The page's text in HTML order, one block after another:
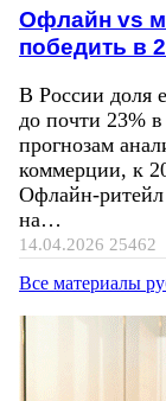
Офлайн vs
победить в
В России доля
до почти 23%
прогнозам
коммерции, к
Офлайн-
на…
14.04.2026 25462
Все материалы